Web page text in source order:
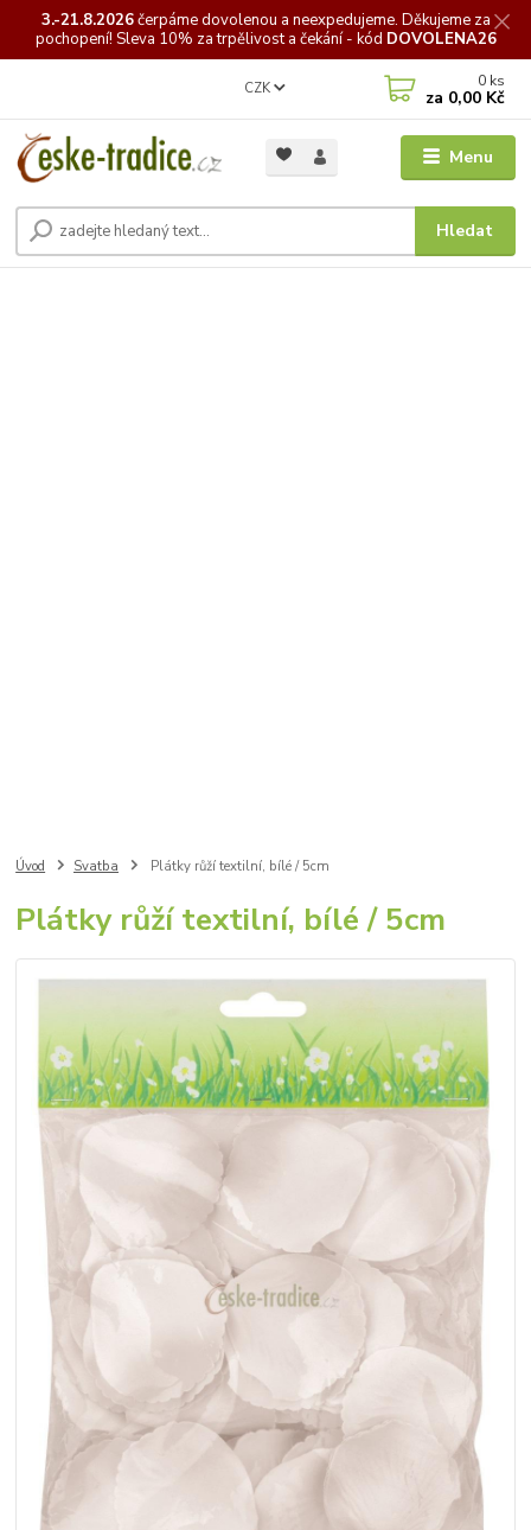
3.-21.8.2026čerpámedovolenou a neexpedujeme. Děkujeme za
pochopení! Sleva 10% za trpělivost a čekání - kód DOVOLENA26
Menu
CZK
Hledat
0 ks
za 0,00 Kč
Úvod Svatba Plátky růží textilní, bílé / 5cm
Plátky růží textilní, bílé / 5cm